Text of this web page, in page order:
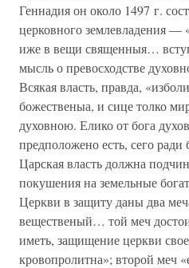
Геннадия он около 1497 г.
церковного землевладения —
иже в вещи священныя…
мысль о превосходстве
Всякая власть, правда,
божественыа, и сице толко
духовною. Елико от бога
предположено есть, сего
Царская власть должна
покушения на земельные
Церкви в защиту даны два
вещественый… той меч
иметь, защищение церкви
кровопролитна»; второй меч